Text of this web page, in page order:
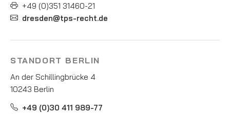
+49 (0)351 31460-21
dresden@tps-recht.de
STANDORT BERLIN
An der Schillingbrücke 4
10243 Berlin
+49 (0)30 411 989-77